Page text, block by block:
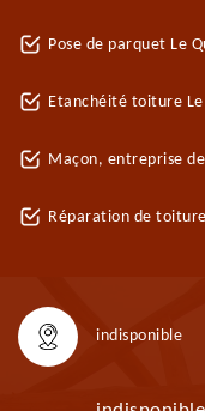
Pose de parquet Le
Etanchéité toiture Le
Maçon, entreprise
Réparation de
indisponible